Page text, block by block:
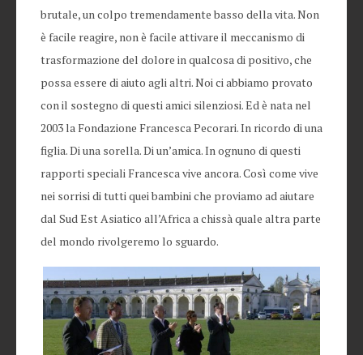
brutale, un colpo tremendamente basso della vita. Non
è facile reagire, non è facile attivare il meccanismo di
trasformazione del dolore in qualcosa di positivo, che
possa essere di aiuto agli altri. Noi ci abbiamo provato
con il sostegno di questi amici silenziosi. Ed è nata nel
2003 la Fondazione Francesca Pecorari. In ricordo di una
figlia. Di una sorella. Di un’amica. In ognuno di questi
rapporti speciali Francesca vive ancora. Così come vive
nei sorrisi di tutti quei bambini che proviamo ad aiutare
dal Sud Est Asiatico all’Africa a chissà quale altra parte
del mondo rivolgeremo lo sguardo.